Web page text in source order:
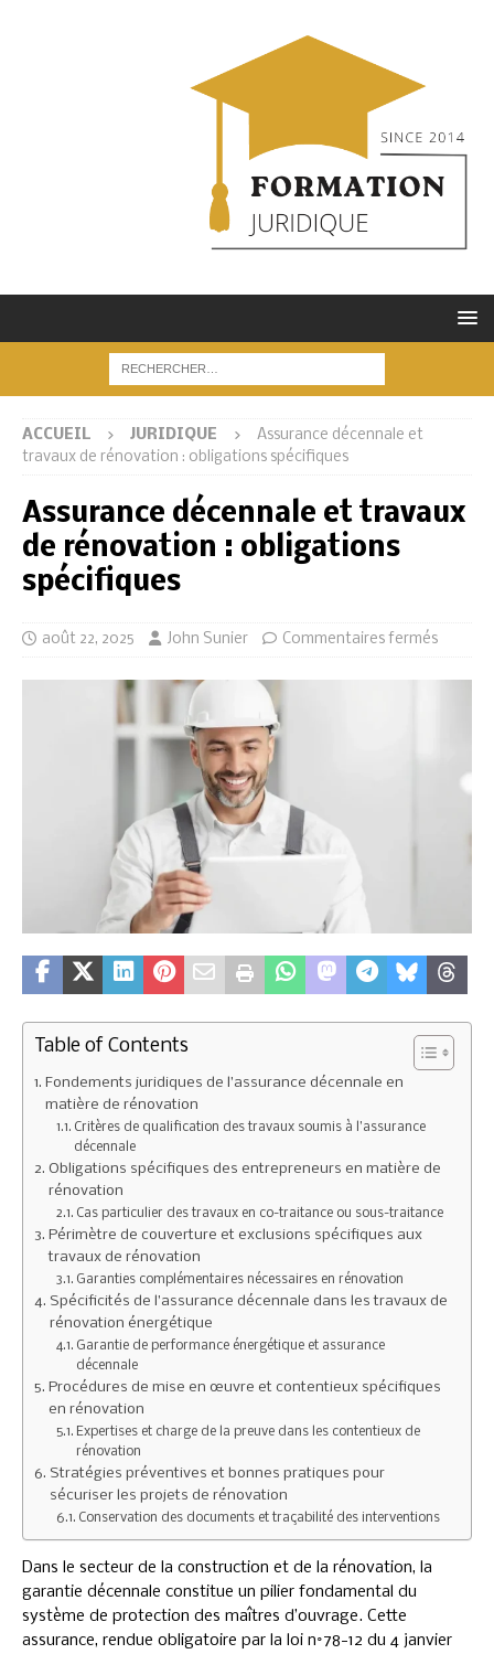
ACCUEIL JURIDIQUE
Assurance décennale et
travaux de rénovation : obligations spécifiques
Assurance décennale et travaux
de rénovation : obligations
spécifiques
août 22, 2025 John Sunier Commentaires fermés
Table of Contents
Fondements juridiques de l’assurance décennale en
matière de rénovation
Critères de qualification des travaux soumis à l’assurance
décennale
Obligations spécifiques des entrepreneurs en matière de
rénovation
Cas particulier des travaux en co-traitance ou sous-traitance
Périmètre de couverture et exclusions spécifiques aux
travaux de rénovation
Garanties complémentaires nécessaires en rénovation
Spécificités de l’assurance décennale dans les travaux de
rénovation énergétique
Garantie de performance énergétique et assurance
décennale
Procédures de mise en œuvre et contentieux spécifiques
en rénovation
Expertises et charge de la preuve dans les contentieux de
rénovation
Stratégies préventives et bonnes pratiques pour
sécuriser les projets de rénovation
Conservation des documents et traçabilité des interventions
Dans le secteur de la construction et de la rénovation, la
garantie décennale constitue un pilier fondamental du
système de protection des maîtres d’ouvrage. Cette
assurance, rendue obligatoire par la loi n°78-12 du 4 janvier